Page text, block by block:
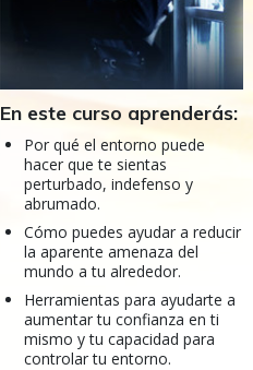
En este curso aprenderás:
Por qué el entorno puede
hacer que te sientas
perturbado, indefenso y
abrumado.
Cómo puedes ayudar a reducir
la aparente amenaza del
mundo a tu alrededor.
Herramientas para ayudarte a
aumentar tu confianza en ti
mismo y tu capacidad para
controlar tu entorno.